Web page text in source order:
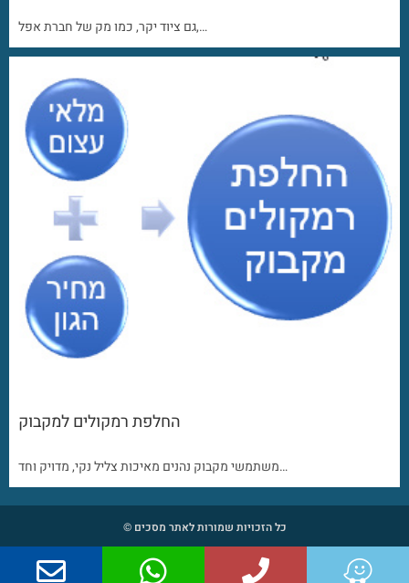
גם ציוד יקר, כמו מק של חברת אפל,…
החלפת רמקולים למקבוק
משתמשי מקבוק נהנים מאיכות צליל נקי, מדויק וחד…
כל הזכויות שמורות לאתר מסכים ©